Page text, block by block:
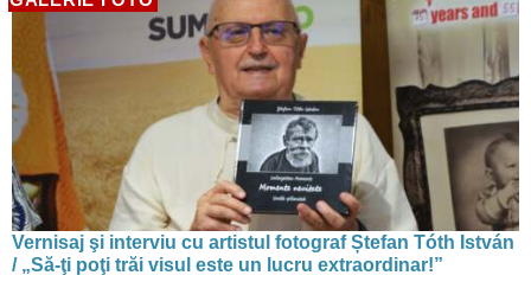
Vernisaj şi interviu cu artistul fotograf Ștefan Tóth István
/ „Să-ţi poţi trăi visul este un lucru extraordinar!”